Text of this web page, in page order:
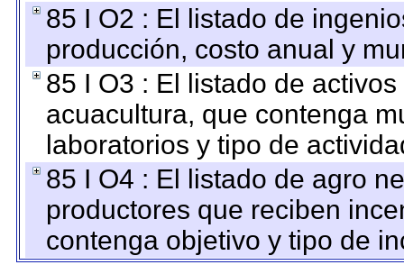
85 I O2 : El listado de
producción, costo anual y
85 I O3 : El listado de
acuacultura, que contenga
laboratorios y tipo de
85 I O4 : El listado de agro
productores que reciben
contenga objetivo y tipo de